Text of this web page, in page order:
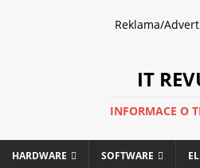
Reklama/
IT
INFORMACE O
HARDWARE SOFTWARE